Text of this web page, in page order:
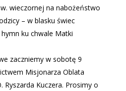
wieczornej na nabożeństwo
– w blasku świec
ku chwale Matki
zaczniemy w sobotę 9
Misjonarza Oblata
Ryszarda Kuczera. Prosimy o